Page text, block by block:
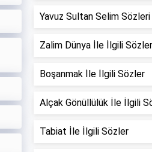
Yavuz Sultan Selim Sözleri
Zalim Dünya İle İlgili Sözler
Boşanmak İle İlgili Sözler
Alçak Gönüllülük İle İlgili
Tabiat İle İlgili Sözler